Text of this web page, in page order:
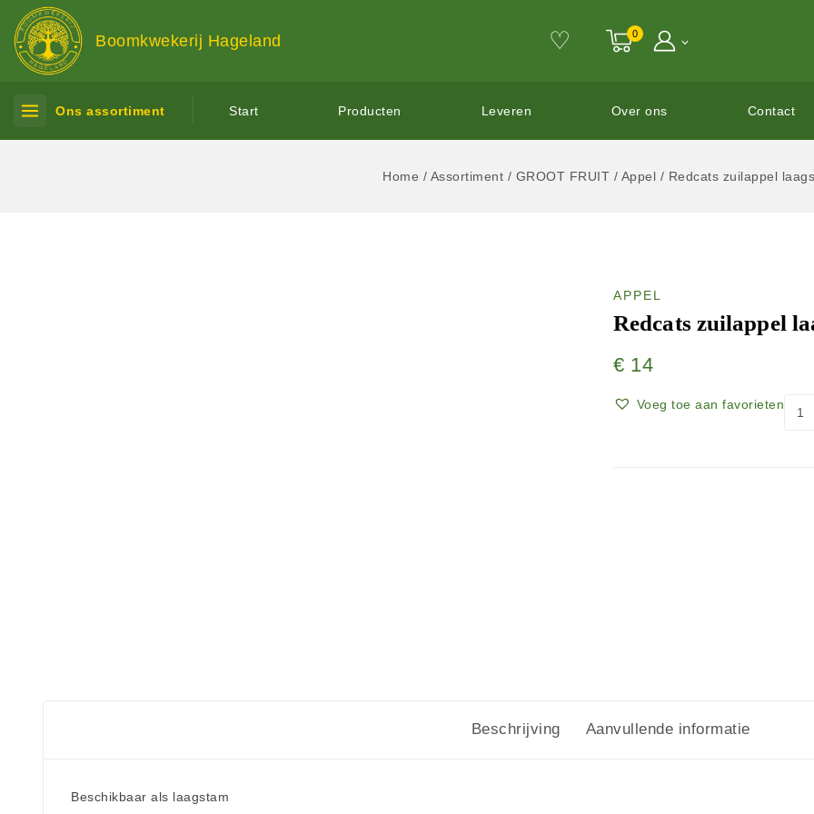
Boomkwekerij Hageland ♡ 0
Ons assortiment Start Producten Leveren Over ons Contact
Home / Assortiment / GROOT FRUIT / Appel / Redcats zuilappel
APPEL
Redcats zuilappel
€ 14
Voeg toe aan favorieten
Beschrijving Aanvullende informatie
Beschikbaar als laagstam